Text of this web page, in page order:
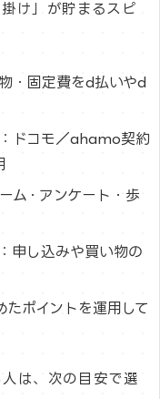
け」が貯まるスピ
・固定費をd払いやd
：ドコモ／ahamo契約
ム・アンケート・歩
：申し込みや買い物の
たポイントを運用して
は、次の目安で選